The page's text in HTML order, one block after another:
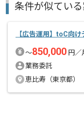
条件が似てい
【広告運用】toC向
〜850,000 円／
業務委託
恵比寿（東京都）